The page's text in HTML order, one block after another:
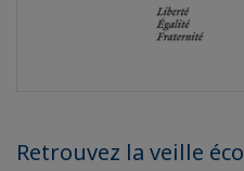
Retrouvez la veille